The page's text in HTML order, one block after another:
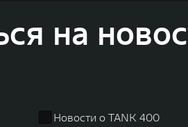
бренд SALOON – в
продаж пикапов в
Германии, Индии, Австрии и
на
Новости о TANK 400